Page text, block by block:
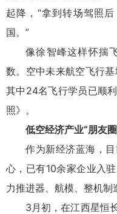
起降，“拿到转场驾照
国。”
像徐智峰这样怀揣
数。空中未来航空飞行
其中24名飞行学员已顺
照》。
低空经济产业“朋友
作为新经济蓝海，
心，已有10余家企业入
力推进器、航模、整机制
3月初，在江西星恒